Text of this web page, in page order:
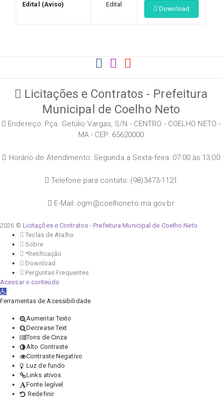
Edital (Aviso) Edital
Download
Licitações e Contratos - Prefeitura
Municipal de Coelho Neto
Endereço: Pça. Getúlio Vargas, S/N - CENTRO - COELHO NETO -
MA - CEP: 65620000
Horário de Atendimento: Segunda a Sexta-feira: 07:00 às 13:00
Telefone para contato: (98)3473-1121
E-Mail: ogm@coelhoneto.ma.gov.br
2026 © Licitações e Contratos - Prefeitura Municipal de Coelho Neto
Teclas de Atalho
Sobre
*Retificação
Download
Perguntas Frequentes
Acessar o conteúdo
Abrir a barra de ferramentas
Ferramentas de Acessibilidade
Aumentar Texto
Decrease Text
Tons de Cinza
Alto Contraste
Contraste Negativo
Luz de fundo
Links ativos
Fonte legível
Redefinir